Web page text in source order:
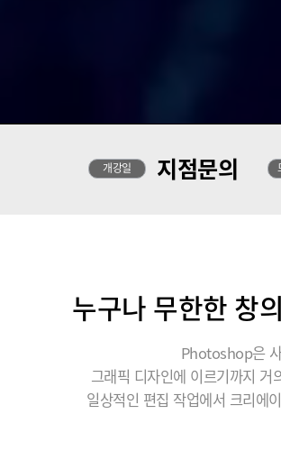
개강일 지점문의
누구나 무한한 창
Photoshop은
그래픽 디자인에 이르기까지
일상적인 편집 작업에서 크리에